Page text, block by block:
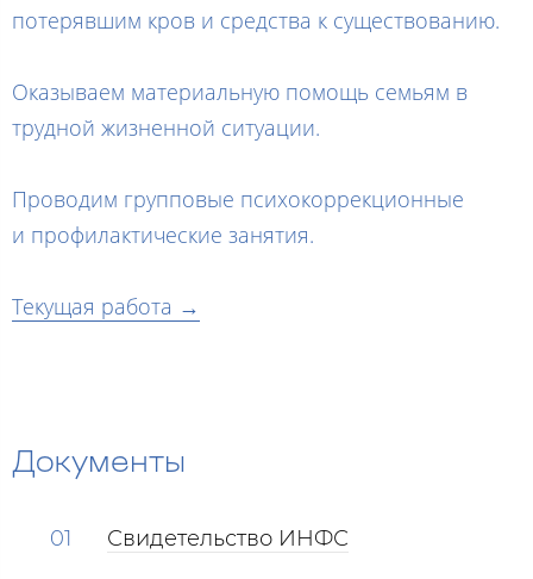
потерявшим кров и средства к существованию.
Оказываем материальную помощь семьям в
трудной жизненной ситуации.
Проводим групповые психокоррекционные
и профилактические занятия.
Текущая работа →
Документы
Свидетельство ИНФС